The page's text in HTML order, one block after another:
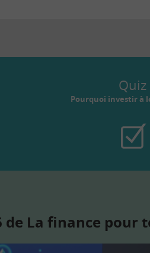
Quiz
Pourquoi investir à
de La finance pour